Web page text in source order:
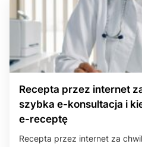
Recepta przez internet
szybka e-konsultacja i
e-receptę
Recepta przez internet za